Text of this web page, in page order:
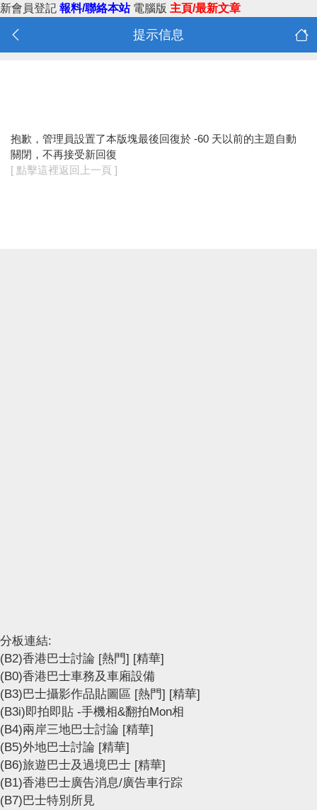
新會員登記 報料/聯絡本站 電腦版 主頁/最新文章
提示信息
抱歉，管理員設置了本版塊最後回復於 -60 天以前的主題自動
關閉，不再接受新回復
[ 點擊這裡返回上一頁 ]
分板連結:
(B2)香港巴士討論 [熱門] [精華]
(B0)香港巴士車務及車廂設備
(B3)巴士攝影作品貼圖區 [熱門] [精華]
(B3i)即拍即貼 -手機相&翻拍Mon相
(B4)兩岸三地巴士討論 [精華]
(B5)外地巴士討論 [精華]
(B6)旅遊巴士及過境巴士 [精華]
(B1)香港巴士廣告消息/廣告車行踪
(B7)巴士特別所見